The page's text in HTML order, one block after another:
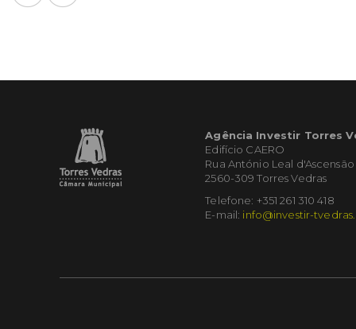
Agência Investir Torres
Edifício CAERO
Rua António Leal d'Ascensão
2560-309 Torres Vedras
Telefone: +351 261 310 418
E-mail: info@investir-